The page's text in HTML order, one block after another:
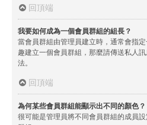
回頂端
我要如何成為一個會員群組的組長？
當會員群組由管理員建立時，通常會指
趣建立一個會員群組，那麼請傳送私人
法。
回頂端
為何某些會員群組能顯示出不同的顏色？
很可能是管理員將不同會員群組的成員